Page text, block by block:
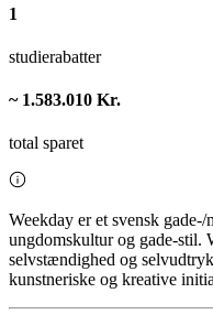
1
studierabatter
~ 1.583.010 Kr.
total sparet
Weekday er et svensk
ungdomskultur og gade-stil.
selvstændighed og
kunstneriske og kreative